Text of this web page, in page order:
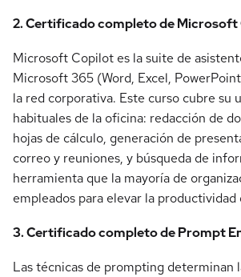
2. Certificado completo de
Microsoft Copilot es la suite de
Microsoft 365 (Word, Excel,
la red corporativa. Este curso cubre su
habituales de la oficina: redacción de
hojas de cálculo, generación de
correo y reuniones, y búsqueda de
herramienta que la mayoría de
empleados para elevar la productividad
3. Certificado completo de Prompt
Las técnicas de prompting determinan